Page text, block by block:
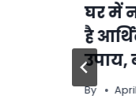
घर में
है
उपाय,
By